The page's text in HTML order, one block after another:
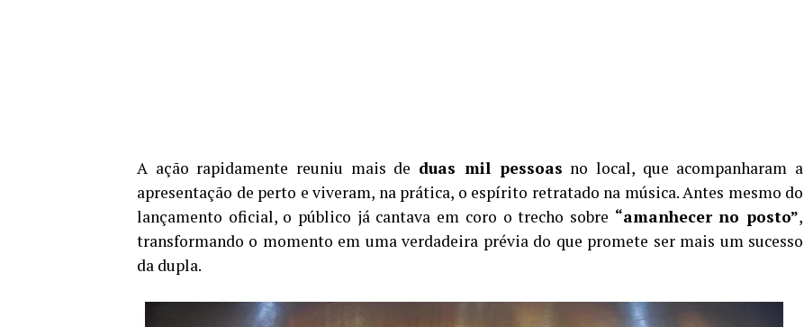
A ação rapidamente reuniu mais de duas mil pessoas no local, que acompanharam a
apresentação de perto e viveram, na prática, o espírito retratado na música. Antes mesmo do
lançamento oficial, o público já cantava em coro o trecho sobre “amanhecer no posto”,
transformando o momento em uma verdadeira prévia do que promete ser mais um sucesso
da dupla.